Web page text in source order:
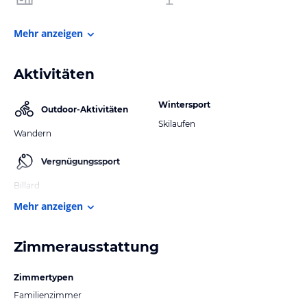
Mehr anzeigen
Aktivitäten
Outdoor-Aktivitäten
Wandern
Vergnügungssport
Billard
Wintersport
Skilaufen
Mehr anzeigen
Zimmerausstattung
Zimmertypen
Familienzimmer